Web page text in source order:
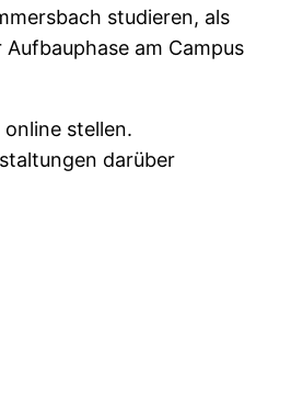
studieren, als
am Campus
stellen.
darüber